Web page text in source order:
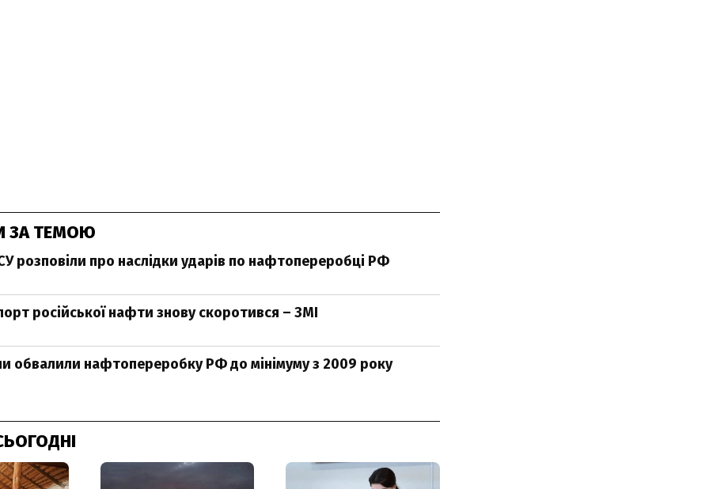
ЗА ТЕМОЮ
розповіли про наслідки ударів по нафтопереробці РФ
російської нафти знову скоротився – ЗМІ
обвалили нафтопереробку РФ до мінімуму з 2009 року